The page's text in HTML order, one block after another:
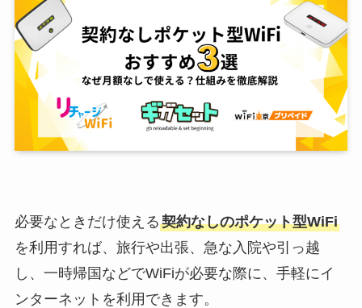
必要なときだけ使える契約なしのポケット型WiFi
を利用すれば、旅行や出張、急な入院や引っ越
し、一時帰国などでWiFiが必要な際に、手軽にイ
ンターネットを利用できます。